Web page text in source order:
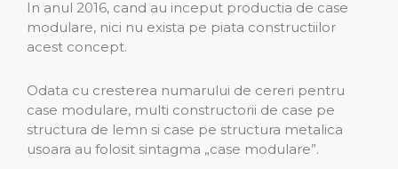
In anul 2016, cand au inceput productia de case
modulare, nici nu exista pe piata constructiilor
acest concept.
Odata cu cresterea numarului de cereri pentru
case modulare, multi constructorii de case pe
structura de lemn si case pe structura metalica
usoara au folosit sintagma „case modulare”.